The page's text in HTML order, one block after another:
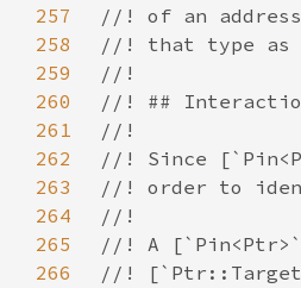
257
258
259
260
261
262
263
264
265
266